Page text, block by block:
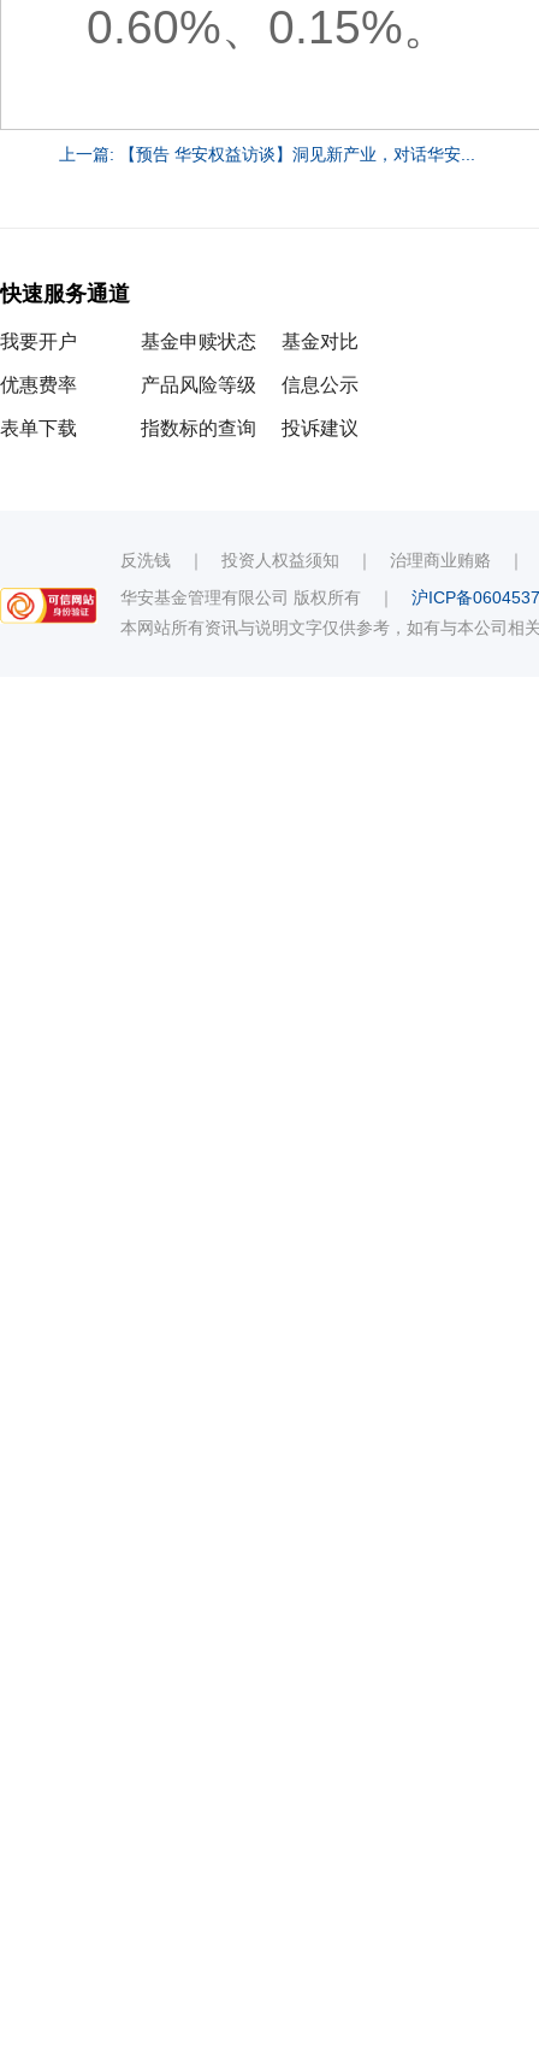
0.60%、0.15%。
上一篇: 【预告 华安权益访谈】洞见新产业，对话华安...
快速服务通道
我要开户
优惠费率
表单下载
基金申赎状态
产品风险等级
指数标的查询
基金对比
信息公示
投诉建议
反洗钱 ｜ 投资人权益须知 ｜ 治理商业贿赂
华安基金管理有限公司 版权所有 ｜ 沪ICP备
本网站所有资讯与说明文字仅供参考，如有与本公司相